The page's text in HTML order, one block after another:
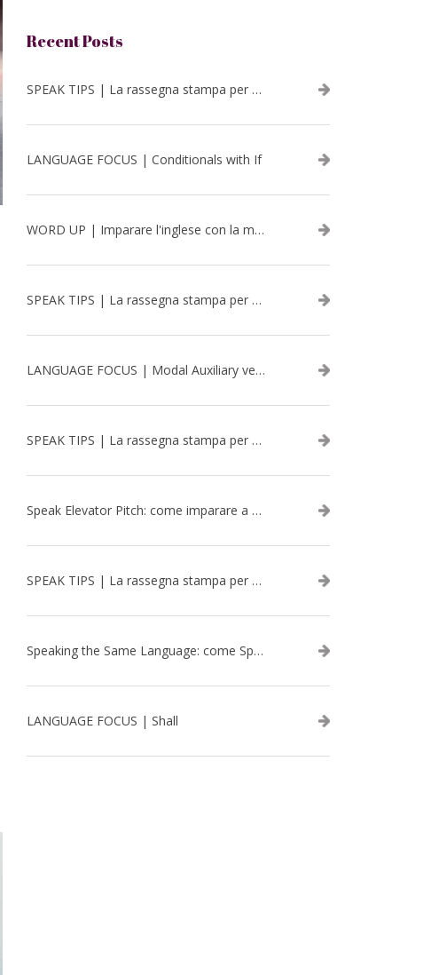
Recent Posts
SPEAK TIPS | La rassegna stampa per migliorare l’inglese - luglio 2026
LANGUAGE FOCUS | Conditionals with If
WORD UP | Imparare l'inglese con la musica: David Bowie
SPEAK TIPS | La rassegna stampa per migliorare l’inglese - aprile 2026
LANGUAGE FOCUS | Modal Auxiliary verbs in the past
SPEAK TIPS | La rassegna stampa per migliorare l’inglese - marzo 2026
Speak Elevator Pitch: come imparare a gestire una presentazione in inglese
SPEAK TIPS | La rassegna stampa per migliorare l’inglese - febbraio 2026
Speaking the Same Language: come Speak aiuta a rafforzare i team attraverso il Team Building in inglese
LANGUAGE FOCUS | Shall